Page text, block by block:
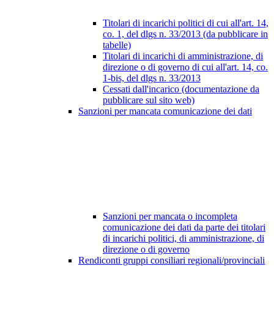
Titolari di incarichi politici di cui all'art. 14,
co. 1, del dlgs n. 33/2013 (da pubblicare in
tabelle)
Titolari di incarichi di amministrazione, di
direzione o di governo di cui all'art. 14, co.
1-bis, del dlgs n. 33/2013
Cessati dall'incarico (documentazione da
pubblicare sul sito web)
Sanzioni per mancata comunicazione dei dati
Sanzioni per mancata o incompleta
comunicazione dei dati da parte dei titolari
di incarichi politici, di amministrazione, di
direzione o di governo
Rendiconti gruppi consiliari regionali/provinciali